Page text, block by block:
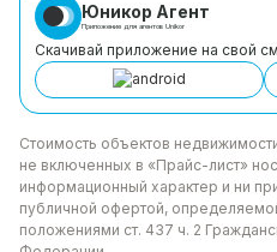
Юникор Агент
Приложение для агентов Unikor
Скачивай приложение на свой
Стоимость объектов
не включенных в «Прайс-лист»
информационный характер и ни
публичной офертой,
положениями ст. 437 ч. 2